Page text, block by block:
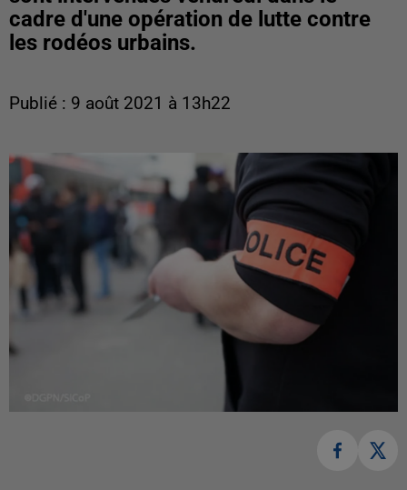
cadre d'une opération de lutte contre
les rodéos urbains.
Publié : 9 août 2021 à 13h22